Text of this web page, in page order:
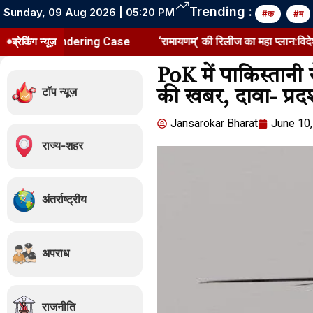
Sunday, 09 Aug 2026 | 05:20 PM Trending : #क #म
ब्रेकिंग न्यूज़ Case ‘रामायणम्’ की रिलीज का महा प्लान:विदेशों में
टॉप न्यूज़
राज्य-शहर
अंतर्राष्ट्रीय
अपराध
राजनीति
PoK में पाकिस्तानी
की खबर, दावा-
Jansarokar Bharat June